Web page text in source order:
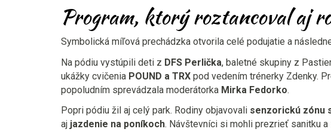
Program, ktorý roztancoval aj
Symbolická míľová prechádzka otvorila celé podujatie a
Na pódiu vystúpili deti z DFS Perlička, baletné skupiny z
ukážky cvičenia POUND a TRX pod vedením trénerky Zdenky.
popoludním sprevádzala moderátorka Mirka Fedorko.
Popri pódiu žil aj celý park. Rodiny objavovali senzorickú zónu
aj jazdenie na poníkoch. Návštevníci si mohli prezrieť sanitku